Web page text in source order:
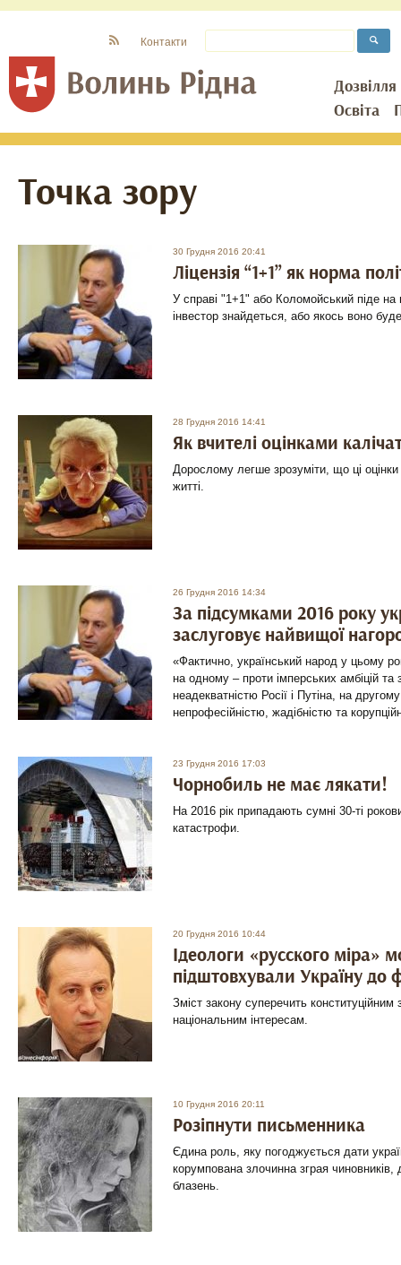
Дозвілля
Освіта
Контакти
Точка зору
30 Грудня 2016 20:41
Ліцензія “1+1” як норма
У справі "1+1" або Коломойський піде на
інвестор знайдеться, або якось воно
28 Грудня 2016 14:41
Як вчителі оцінками
Дорослому легше зрозуміти, що ці оцінки
житті.
26 Грудня 2016 14:34
За підсумками 2016 року
заслуговує найвищої
«Фактично, український народ у цьому
на одному – проти імперських амбіцій та
неадекватністю Росії і Путіна, на
непрофесійністю, жадібністю та
23 Грудня 2016 17:03
Чорнобиль не має лякати!
На 2016 рік припадають сумні 30-ті
катастрофи.
20 Грудня 2016 10:44
Ідеологи «русского міра»
підштовхували Україну до
Зміст закону суперечить конституційним
національним інтересам.
10 Грудня 2016 20:11
Розіпнути письменника
Єдина роль, яку погоджується дати
корумпована злочинна зграя чиновників,
блазень.